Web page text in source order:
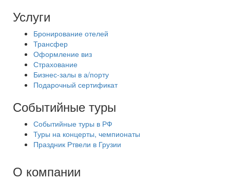
Услуги
Бронирование отелей
Трансфер
Оформление виз
Страхование
Бизнес-залы в а/порту
Подарочный сертификат
Событийные туры
Событийные туры в РФ
Туры на концерты, чемпионаты
Праздник Ртвели в Грузии
О компании